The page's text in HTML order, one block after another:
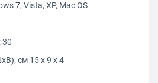
7, Vista, XP, Mac OS
30
см 15 x 9 x 4